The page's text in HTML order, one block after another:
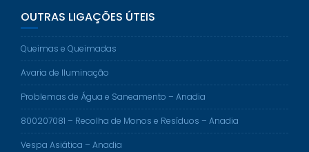
OUTRAS LIGAÇÕES ÚTEIS
Queimas e Queimadas
Avaria de Iluminação
Problemas de Água e Saneamento – Anadia
800207081 – Recolha de Monos e Resíduos – Anadia
Vespa Asiática – Anadia